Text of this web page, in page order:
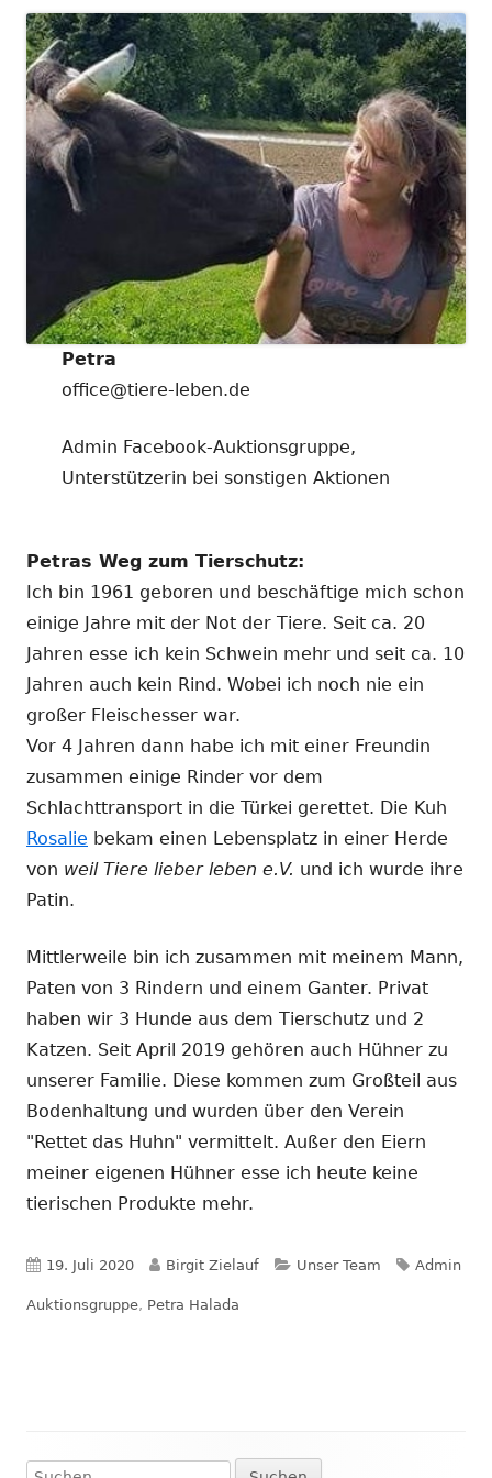
Petra
office@tiere-leben.de
Admin Facebook-Auktionsgruppe,
Unterstützerin bei sonstigen Aktionen
Petras Weg zum Tierschutz:
Ich bin 1961 geboren und beschäftige mich schon
einige Jahre mit der Not der Tiere. Seit ca. 20
Jahren esse ich kein Schwein mehr und seit ca. 10
Jahren auch kein Rind. Wobei ich noch nie ein
großer Fleischesser war.
Vor 4 Jahren dann habe ich mit einer Freundin
zusammen einige Rinder vor dem
Schlachttransport in die Türkei gerettet. Die Kuh
Rosalie bekam einen Lebensplatz in einer Herde
von weil Tiere lieber leben e.V. und ich wurde ihre
Patin.
Mittlerweile bin ich zusammen mit meinem Mann,
Paten von 3 Rindern und einem Ganter. Privat
haben wir 3 Hunde aus dem Tierschutz und 2
Katzen. Seit April 2019 gehören auch Hühner zu
unserer Familie. Diese kommen zum Großteil aus
Bodenhaltung und wurden über den Verein
"Rettet das Huhn" vermittelt. Außer den Eiern
meiner eigenen Hühner esse ich heute keine
tierischen Produkte mehr.
Veröffentlicht
am
19. Juli 2020 Autor
Birgit Zielauf Kategorien
Unser Team Admin
Auktionsgruppe, Petra Halada
Suchen